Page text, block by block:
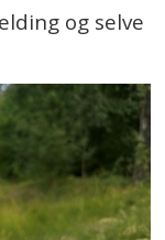
og selve